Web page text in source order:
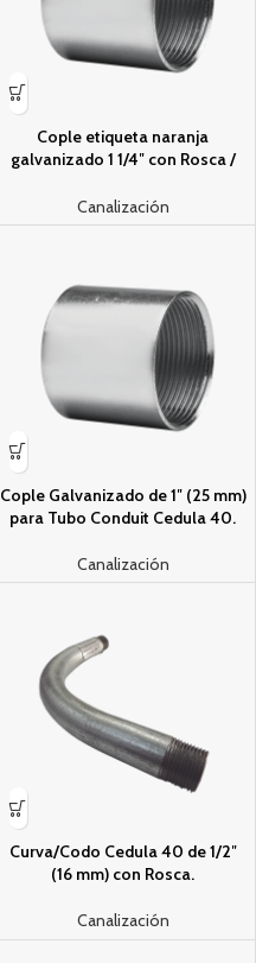
Cople etiqueta naranja
galvanizado 1 1/4″ con Rosca /
Canalización
Cople Galvanizado de 1″ (25 mm)
para Tubo Conduit Cedula 40.
Canalización
Curva/Codo Cedula 40 de 1/2″
(16 mm) con Rosca.
Canalización